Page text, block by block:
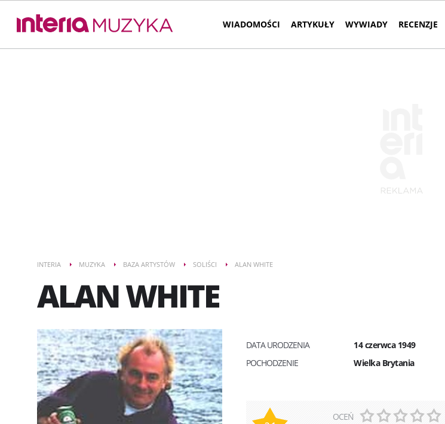
WIADOMOŚCI ARTYKUŁY WYWIADY RECENZJE
INTERIA MUZYKA BAZA ARTYSTÓW SOLIŚCI ALAN WHITE
ALAN WHITE
DATA URODZENIA
14 czerwca 1949
POCHODZENIE
Wielka Brytania
OCEŃ